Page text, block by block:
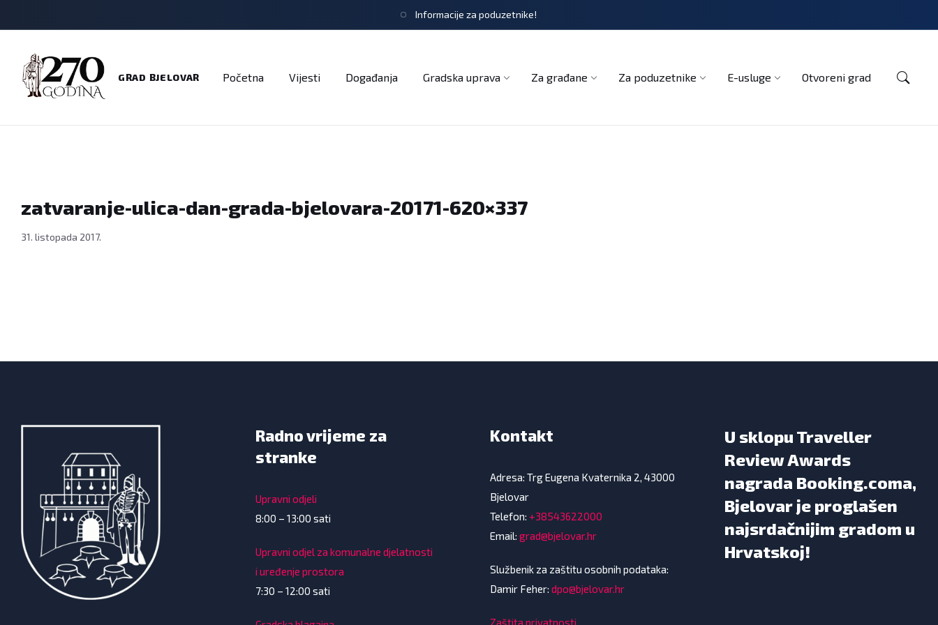
Informacije za poduzetnike!
GRAD BJELOVAR Početna Vijesti Događanja Gradska uprava Za građane Za poduzetnike E-usluge Otvoreni grad
zatvaranje-ulica-dan-grada-bjelovara-20171-620×337
31. listopada 2017.
Radno vrijeme za
stranke
Upravni odjeli
8:00 – 13:00 sati
Upravni odjel za komunalne djelatnosti
i uređenje prostora
7:30 – 12:00 sati
Kontakt
Adresa: Trg Eugena Kvaternika 2, 43000
Bjelovar
Telefon: +38543622000
Email: grad@bjelovar.hr
Službenik za zaštitu osobnih podataka:
Damir Feher: dpo@bjelovar.hr
U sklopu Traveller
Review Awards
nagrada Booking.coma,
Bjelovar je proglašen
najsrdačnijim gradom u
Hrvatskoj!